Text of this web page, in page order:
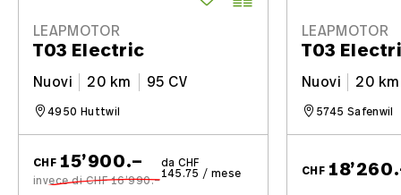
LEAPMOTOR
T03 Electric
Nuovi 20 km 95 CV
4950 Huttwil
CHF 15’900.–
invece di CHF 16’990.–
da CHF
145.75 / mese
LEAPMOTOR
T03
Nuovi 20 km
5745 Safenwil
CHF